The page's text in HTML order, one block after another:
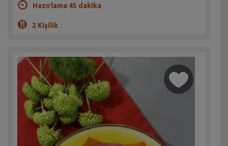
Hazırlama 45 dakika
2 Kişilik